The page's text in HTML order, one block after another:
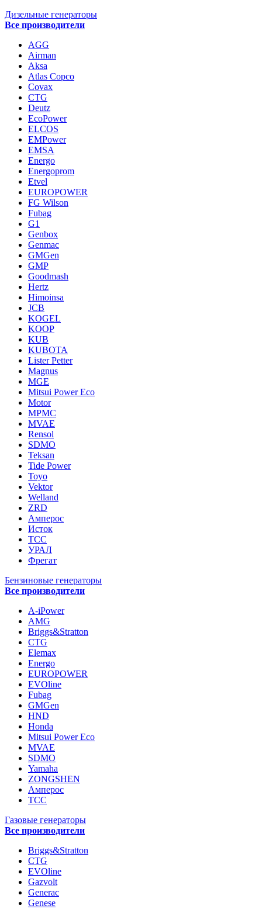
Дизельные генераторы
Все производители
AGG
Airman
Aksa
Atlas Copco
Covax
CTG
Deutz
EcoPower
ELCOS
EMPower
EMSA
Energo
Energoprom
Etvel
EUROPOWER
FG Wilson
Fubag
G1
Genbox
Genmac
GMGen
GMP
Goodmash
Hertz
Himoinsa
JCB
KOGEL
KOOP
KUB
KUBOTA
Lister Petter
Magnus
MGE
Mitsui Power Eco
Motor
MPMC
MVAE
Rensol
SDMO
Teksan
Tide Power
Toyo
Vektor
Welland
ZRD
Амперос
Исток
ТСС
УРАЛ
Фрегат
Бензиновые генераторы
Все производители
A-iPower
AMG
Briggs&Stratton
CTG
Elemax
Energo
EUROPOWER
EVOline
Fubag
GMGen
HND
Honda
Mitsui Power Eco
MVAE
SDMO
Yamaha
ZONGSHEN
Амперос
ТСС
Газовые генераторы
Все производители
Briggs&Stratton
CTG
EVOline
Gazvolt
Generac
Genese